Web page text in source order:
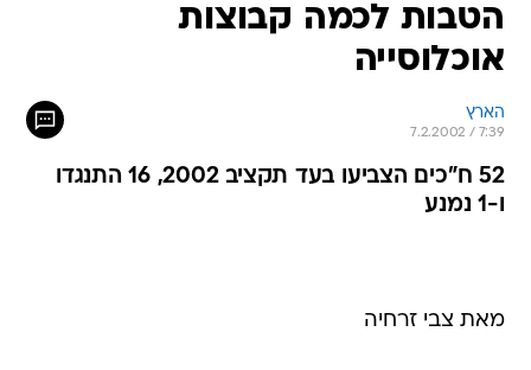
הטבות לכמה קבוצות
אוכלוסייה
הארץ
7.2.2002 / 7:39
52 ח"כים הצביעו בעד תקציב 2002, 16 התנגדו
ו-1 נמנע
מאת צבי זרחיה